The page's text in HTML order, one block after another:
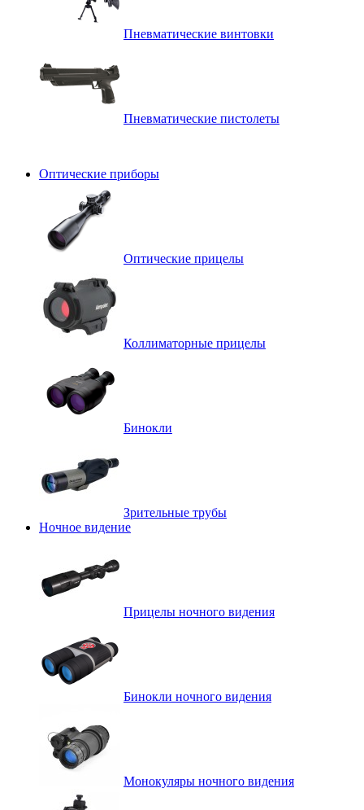
Пневматические винтовки
Пневматические пистолеты
Оптические приборы
Оптические прицелы
Коллиматорные прицелы
Бинокли
Зрительные трубы
Ночное видение
Прицелы ночного видения
Бинокли ночного видения
Монокуляры ночного видения